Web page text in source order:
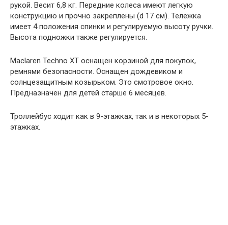
рукой. Весит 6,8 кг. Передние колеса имеют легкую
конструкцию и прочно закреплены (d 17 см). Тележка
имеет 4 положения спинки и регулируемую высоту ручки.
Высота подножки также регулируется.
Maclaren Techno XT оснащен корзиной для покупок,
ремнями безопасности. Оснащен дождевиком и
солнцезащитным козырьком. Это смотровое окно.
Предназначен для детей старше 6 месяцев.
Троллейбус ходит как в 9-этажках, так и в некоторых 5-
этажках.